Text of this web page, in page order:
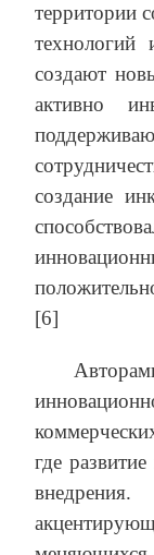
территории
технологий
создают
активно
создание
[6]
где